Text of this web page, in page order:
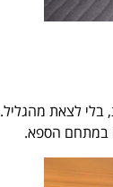
בלי לצאת מהגליל.
במתחם הספא.